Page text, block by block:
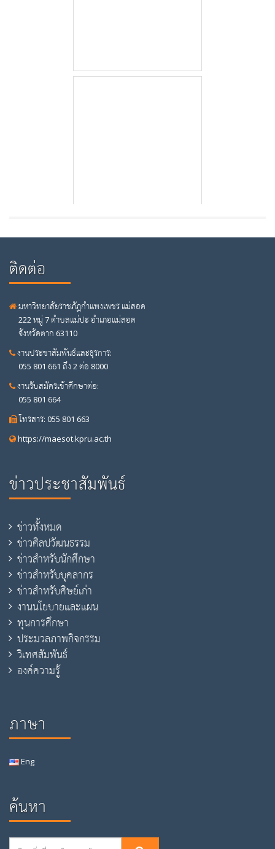
ติดต่อ
มหาวิทยาลัยราชภัฏกำแพงเพชร แม่สอด
222 หมู่ 7 ตำบลแม่ปะ อำเภอแม่สอด
จังหวัดตาก 63110
งานประชาสัมพันธ์และธุรการ:
055 801 661 ถึง 2 ต่อ 8000
งานรับสมัครเข้าศึกษาต่อ:
055 801 664
โทรสาร: 055 801 663
https://maesot.kpru.ac.th
ข่าวประชาสัมพันธ์
ข่าวทั้งหมด
ข่าวศิลปวัฒนธรรม
ข่าวสำหรับนักศึกษา
ข่าวสำหรับบุคลากร
ข่าวสำหรับศิษย์เก่า
งานนโยบายและแผน
ทุนการศึกษา
ประมวลภาพกิจกรรม
วิเทศสัมพันธ์
องค์ความรู้
ภาษา
Eng
ค้นหา